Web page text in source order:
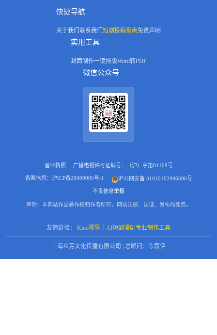
快捷导航
关于我们 联系我们 短剧投稿指南免责声明
实用工具
封面制作一键排版Word转PDF
微信公众号
营业执照 广播电视许可证编号：（沪）字第04109号
备案信息：沪ICP备20009905号-1 沪公网安备 31010102006696号
不良信息举报
声明：本网站作品著作权归作者所有，网站注册、认证、发布均免费。
友情链接： Kino视界｜AI短剧漫剧专业制作工具
上海众芳文化传播有限公司 | 总顾问：陈薪伊